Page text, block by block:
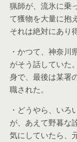
猟師が、流氷に乗
て獲物を大量に抱
それは絶対にあり
・かつて、神奈
がそう話していた
身で、最後は某署
職された。
・どうやら、いろ
が、あえて野暮な
気にしていたら、